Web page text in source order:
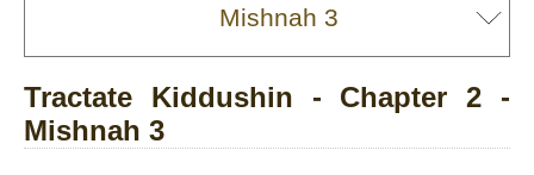
Tractate Kiddushin - Chapter 2 -
Mishnah 3